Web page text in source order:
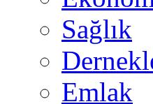
Sağlık
Emlak